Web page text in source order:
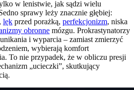
w lenistwie, jak sądzi wielu
sprawy leży znacznie głębiej:
lęk przed porażką, perfekcjonizm, niska
obronne mózgu. Prokrastynatorzy
i wyparcia – zamiast zmierzyć
wybierają komfort
To nie przypadek, że w obliczu presji
„ucieczki”, skutkujący